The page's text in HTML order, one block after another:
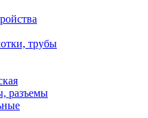
трубы
разъемы